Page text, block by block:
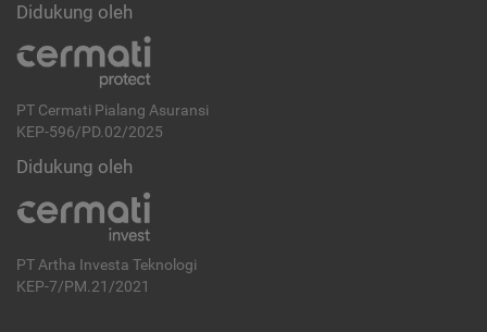
Didukung oleh
PT Cermati Pialang Asuransi
KEP-596/PD.02/2025
Didukung oleh
PT Artha Investa Teknologi
KEP-7/PM.21/2021